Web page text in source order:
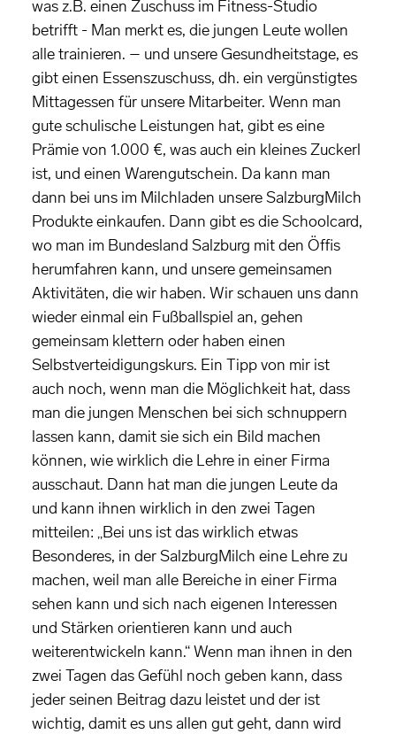
was z.B. einen Zuschuss im Fitness-Studio
betrifft - Man merkt es, die jungen Leute wollen
alle trainieren. – und unsere Gesundheitstage, es
gibt einen Essenszuschuss, dh. ein vergünstigtes
Mittagessen für unsere Mitarbeiter. Wenn man
gute schulische Leistungen hat, gibt es eine
Prämie von 1.000 €, was auch ein kleines Zuckerl
ist, und einen Warengutschein. Da kann man
dann bei uns im Milchladen unsere SalzburgMilch
Produkte einkaufen. Dann gibt es die Schoolcard,
wo man im Bundesland Salzburg mit den Öffis
herumfahren kann, und unsere gemeinsamen
Aktivitäten, die wir haben. Wir schauen uns dann
wieder einmal ein Fußballspiel an, gehen
gemeinsam klettern oder haben einen
Selbstverteidigungskurs. Ein Tipp von mir ist
auch noch, wenn man die Möglichkeit hat, dass
man die jungen Menschen bei sich schnuppern
lassen kann, damit sie sich ein Bild machen
können, wie wirklich die Lehre in einer Firma
ausschaut. Dann hat man die jungen Leute da
und kann ihnen wirklich in den zwei Tagen
mitteilen: „Bei uns ist das wirklich etwas
Besonderes, in der SalzburgMilch eine Lehre zu
machen, weil man alle Bereiche in einer Firma
sehen kann und sich nach eigenen Interessen
und Stärken orientieren kann und auch
weiterentwickeln kann.“ Wenn man ihnen in den
zwei Tagen das Gefühl noch geben kann, dass
jeder seinen Beitrag dazu leistet und der ist
wichtig, damit es uns allen gut geht, dann wird